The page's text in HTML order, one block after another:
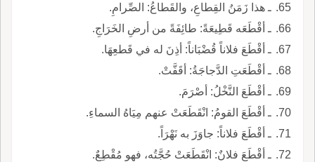
ـ هذا زَمَنُ القِطاعِ، والقَطاعُ: الصِّرامِ.
ـ أقْطَعَه قَطِيعَةً: طائِفَةً من أرضِ الخَرَاجِ.
ـ أقْطَعَ فلاناً قُضْبَاناً: أذِنَ له في قَطعِهَا.
ـ أقْطَعَتِ الدَّجاجَةُ: أقَفَّتْ.
ـ أقْطَعَ النَّخْلُ: أصْرَمَ.
ـ أقْطَعَ القومُ: انْقَطَعَتْ عنهم مِيَاهُ السماءِ.
ـ أقْطَعَ فلاناً: جاوَزَ به نَهْرَاً.
ـ أقْطَعَ فلانٌ: انْقَطَعَتْ حُجَّتُه، فهو مُقْطِعٌ.